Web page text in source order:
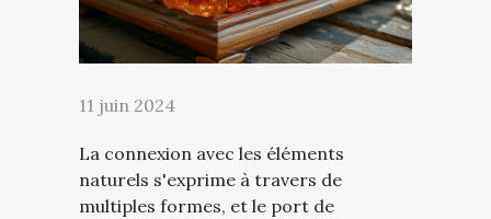
11 juin 2024
La connexion avec les éléments
naturels s'exprime à travers de
multiples formes, et le port de